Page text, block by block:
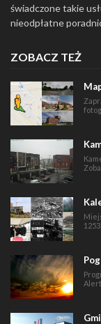
świadczone takie
nieodpłatne
ZOBACZ TEŻ
Alert